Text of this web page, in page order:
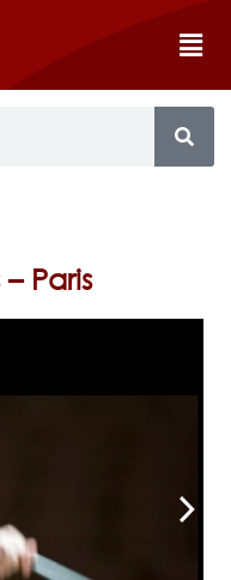
Paris
arrow_forward_ios